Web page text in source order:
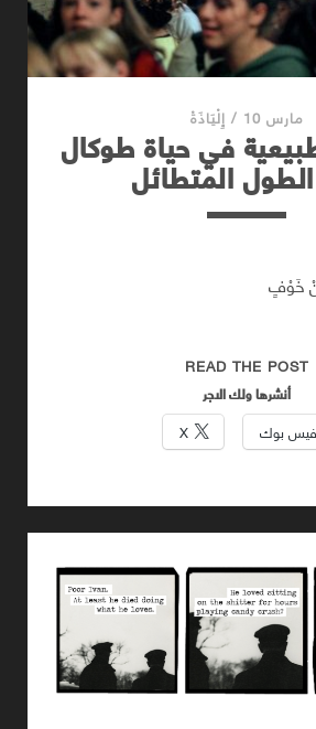
مارس 10 / إِلْيَاذَةْ
في حياة طوكال
المتطائل
خَوْفٍ
READ THE POST
في
حياة
أنشرها ولك الاجر
فيس بوك X